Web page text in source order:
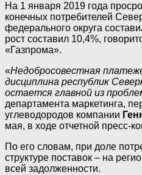
На 1 января 2019 года
конечных потребителей
федерального округа
рост составил 10,4%,
«Газпрома».
«Недобросовестная
дисциплина республик
остается главной из
департамента маркетинга,
углеводородов компании
мая, в ходе отчетной пресс-
По его словам, при доле
структуре поставок – на
всей задолженности.